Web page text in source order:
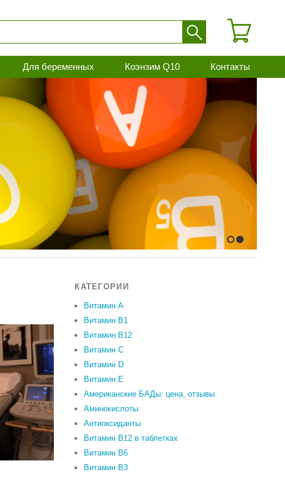
Для беременных Коэнзим Q10 Контакты
1 2
КАТЕГОРИИ
Витамин A
Витамин B1
Витамин B12
Витамин C
Витамин D
Витамин Е
Американские БАДы: цена, отзывы
Аминокислоты
Антиоксиданты
Витамин B12 в таблетках
Витамин B6
Витамин В3